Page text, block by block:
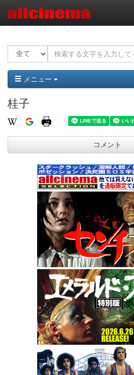
メニュー
桂子
コメント